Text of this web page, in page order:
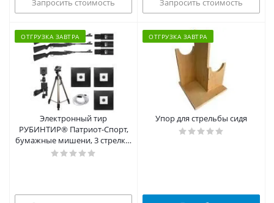
ОТГРУЗКА ЗАВТРА
Электронный тир
РУБИНТИР® Патриот-Спорт,
бумажные мишени, 3 стрелка,
отдача
ОТГРУЗКА ЗАВТРА
Упор для стрельбы сидя